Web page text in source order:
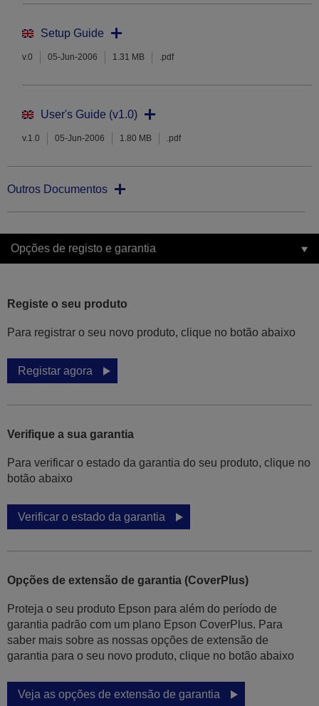
Setup Guide
v.0 05-Jun-2006 1.31 MB .pdf
User's Guide (v1.0)
v.1.0 05-Jun-2006 1.80 MB .pdf
Outros Documentos
Opções de registo e garantia
Registe o seu produto
Para registrar o seu novo produto, clique no botão abaixo
Registar agora
Verifique a sua garantia
Para verificar o estado da garantia do seu produto, clique no
botão abaixo
Verificar o estado da garantia
Opções de extensão de garantia (CoverPlus)
Proteja o seu produto Epson para além do período de
garantia padrão com um plano Epson CoverPlus. Para
saber mais sobre as nossas opções de extensão de
garantia para o seu novo produto, clique no botão abaixo
Veja as opções de extensão de garantia